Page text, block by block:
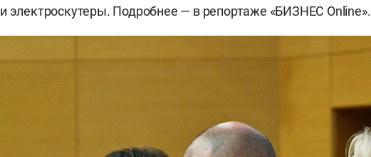
и электроскутеры. Подробнее — в репортаже «БИЗНЕС Online».